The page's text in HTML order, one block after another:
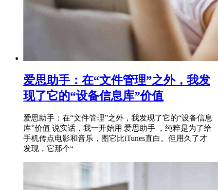
爱思助手：在“文件管理”之外，我发
现了它的“设备信息库”价值
爱思助手：在“文件管理”之外，我发现了它的“设备信息
库”价值 说实话，我一开始用 爱思助手 ，纯粹是为了给
手机传点电影和音乐，图它比iTunes直白。但用久了才
发现，它那个“